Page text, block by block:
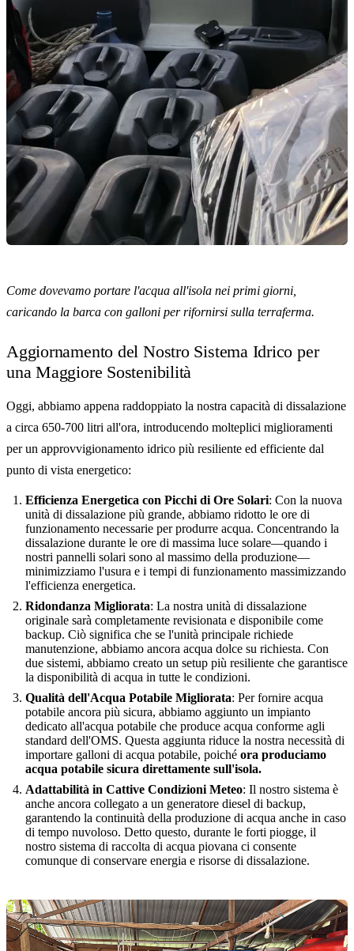
Come dovevamo portare l'acqua all'isola nei primi giorni,
caricando la barca con galloni per rifornirsi sulla terraferma.
Aggiornamento del Nostro Sistema Idrico per
una Maggiore Sostenibilità
Oggi, abbiamo appena raddoppiato la nostra capacità di dissalazione
a circa 650-700 litri all'ora, introducendo molteplici miglioramenti
per un approvvigionamento idrico più resiliente ed efficiente dal
punto di vista energetico:
Efficienza Energetica con Picchi di Ore Solari: Con la nuova
unità di dissalazione più grande, abbiamo ridotto le ore di
funzionamento necessarie per produrre acqua. Concentrando la
dissalazione durante le ore di massima luce solare—quando i
nostri pannelli solari sono al massimo della produzione—
minimizziamo l'usura e i tempi di funzionamento massimizzando
l'efficienza energetica.
Ridondanza Migliorata: La nostra unità di dissalazione
originale sarà completamente revisionata e disponibile come
backup. Ciò significa che se l'unità principale richiede
manutenzione, abbiamo ancora acqua dolce su richiesta. Con
due sistemi, abbiamo creato un setup più resiliente che garantisce
la disponibilità di acqua in tutte le condizioni.
Qualità dell'Acqua Potabile Migliorata: Per fornire acqua
potabile ancora più sicura, abbiamo aggiunto un impianto
dedicato all'acqua potabile che produce acqua conforme agli
standard dell'OMS. Questa aggiunta riduce la nostra necessità di
importare galloni di acqua potabile, poiché ora produciamo
acqua potabile sicura direttamente sull'isola.
Adattabilità in Cattive Condizioni Meteo: Il nostro sistema è
anche ancora collegato a un generatore diesel di backup,
garantendo la continuità della produzione di acqua anche in caso
di tempo nuvoloso. Detto questo, durante le forti piogge, il
nostro sistema di raccolta di acqua piovana ci consente
comunque di conservare energia e risorse di dissalazione.